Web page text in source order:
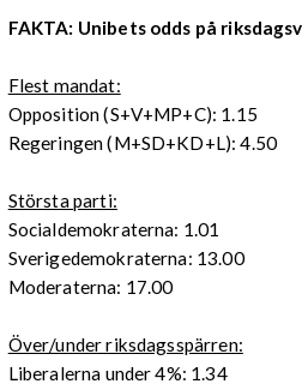
FAKTA: Unibets odds på
Flest mandat:
Opposition (S+V+MP+C): 1.15
Regeringen (M+SD+KD+L): 4.50
Största parti:
Socialdemokraterna: 1.01
Sverigedemokraterna: 13.00
Moderaterna: 17.00
Över/under riksdagsspärren:
Liberalerna under 4%: 1.34